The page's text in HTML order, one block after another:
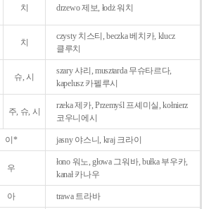
치 drzewo 제보, łodż 워치
치
czysty 치스티, beczka 베치카, klucz
클루치
슈, 시
szary 샤리, musztarda 무슈타르다,
kapelusz 카펠루시
주, 슈, 시
rzeka 제카, Przemyśl 프셰미실, kołnierz
코우니에시
이* jasny 야스니, kraj 크라이
우
łono 워노, głowa 그워바, bułka 부우카,
kanał 카나우
아 trawa 트라바